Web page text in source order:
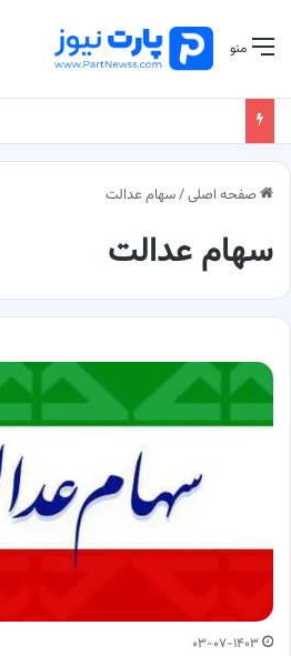
منو
صفحه اصلی/سهام عدالت
سهام عدالت
۰۳-۰۷-۱۴۰۳